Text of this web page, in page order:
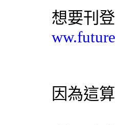
想要刊
因為這